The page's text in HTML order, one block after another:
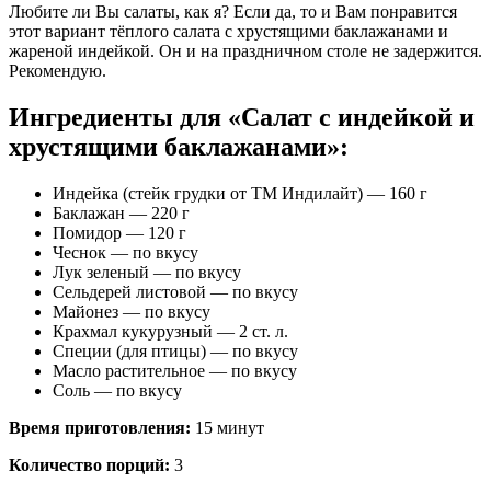
Любите ли Вы салаты, как я? Если да, то и Вам понравится
этот вариант тёплого салата с хрустящими баклажанами и
жареной индейкой. Он и на праздничном столе не задержится.
Рекомендую.
Ингредиенты для «Салат с индейкой и
хрустящими баклажанами»:
Индейка (стейк грудки от ТМ Индилайт) — 160 г
Баклажан — 220 г
Помидор — 120 г
Чеснок — по вкусу
Лук зеленый — по вкусу
Сельдерей листовой — по вкусу
Майонез — по вкусу
Крахмал кукурузный — 2 ст. л.
Специи (для птицы) — по вкусу
Масло растительное — по вкусу
Соль — по вкусу
Время приготовления: 15 минут
Количество порций: 3